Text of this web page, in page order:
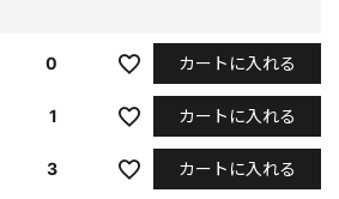
0 カートに入れる
1 カートに入れる
3 カートに入れる